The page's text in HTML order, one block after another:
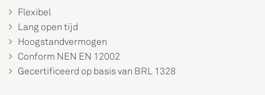
Flexibel
Lang open tijd
Hoogstandvermogen
Conform NEN EN 12002
Gecertificeerd op basis van BRL 1328